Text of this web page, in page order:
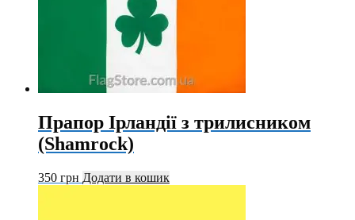
Прапор Ірландії з трилисником
(Shamrock)
350 грн Додати в кошик